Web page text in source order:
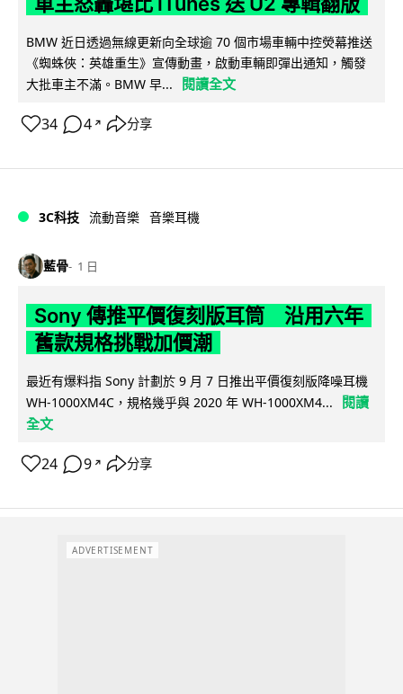
BMW 近日透過無線更新向全球逾 70 個市場車輛中控熒幕推送
《蜘蛛俠：英雄重生》宣傳動畫，啟動車輛即彈出通知，觸發
大批車主不滿。BMW 早...
閱讀全文
34 4 ↗ 分享
3C科技 流動音樂 音樂耳機
藍骨 1 日
Sony 傳推平價復刻版耳筒 沿用六年
舊款規格挑戰加價潮
最近有爆料指 Sony 計劃於 9 月 7 日推出平價復刻版降噪耳機
WH-1000XM4C，規格幾乎與 2020 年 WH-1000XM4...
閱讀
全文
24 9 ↗ 分享
ADVERTISEMENT